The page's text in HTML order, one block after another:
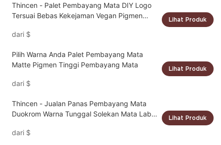
Thincen - Palet Pembayang Mata DIY Logo
Tersuai Bebas Kekejaman Vegan Pigmen
dari $
Lihat Produk
Pilih Warna Anda Palet Pembayang Mata
Matte Pigmen Tinggi Pembayang Mata
dari $
Lihat Produk
Thincen - Jualan Panas Pembayang Mata
Duokrom Warna Tunggal Solekan Mata Label
dari $
Lihat Produk